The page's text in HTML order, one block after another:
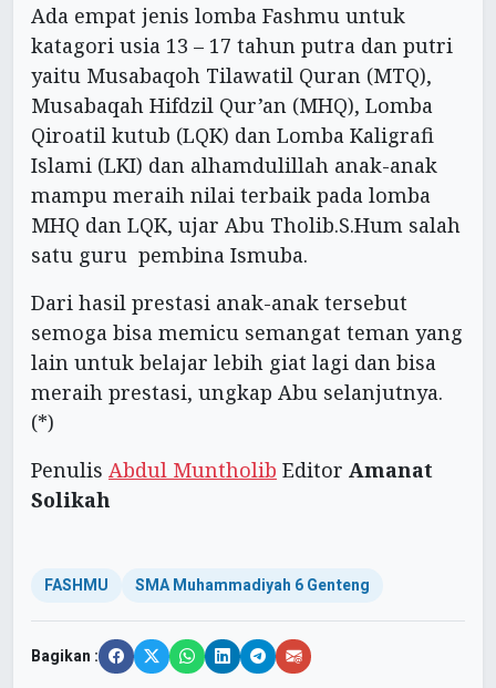
Ada empat jenis lomba Fashmu untuk
katagori usia 13 – 17 tahun putra dan putri
yaitu Musabaqoh Tilawatil Quran (MTQ),
Musabaqah Hifdzil Qur’an (MHQ), Lomba
Qiroatil kutub (LQK) dan Lomba Kaligrafi
Islami (LKI) dan alhamdulillah anak-anak
mampu meraih nilai terbaik pada lomba
MHQ dan LQK, ujar Abu Tholib.S.Hum salah
satu guru pembina Ismuba.
Dari hasil prestasi anak-anak tersebut
semoga bisa memicu semangat teman yang
lain untuk belajar lebih giat lagi dan bisa
meraih prestasi, ungkap Abu selanjutnya.
(*)
Penulis Abdul Muntholib Editor Amanat
Solikah
FASHMU SMA Muhammadiyah 6 Genteng
Bagikan :